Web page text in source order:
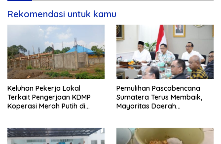
Rekomendasi untuk kamu
Keluhan Pekerja Lokal
Terkait Pengerjaan KDMP
Koperasi Merah Putih di
Pemulihan Pascabencana
Sumatera Terus Membaik,
Mayoritas Daerah